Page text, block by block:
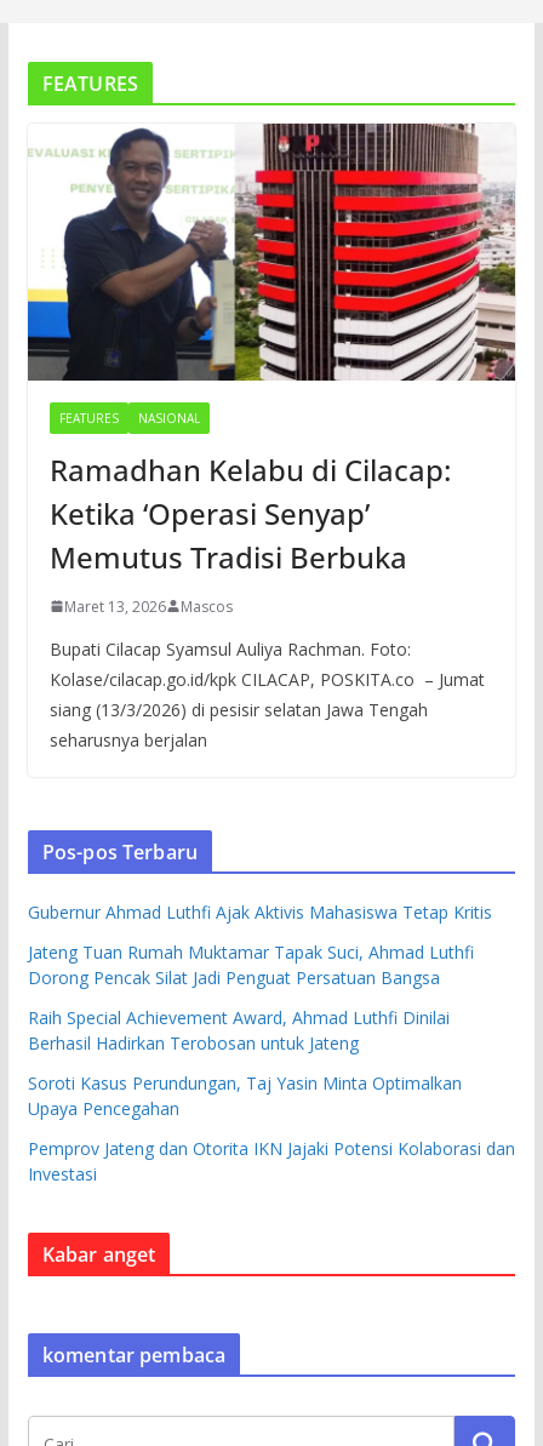
FEATURES
FEATURES NASIONAL
Ramadhan Kelabu di Cilacap:
Ketika ‘Operasi Senyap’
Memutus Tradisi Berbuka
Maret 13, 2026 Mascos
Bupati Cilacap Syamsul Auliya Rachman. Foto:
Kolase/cilacap.go.id/kpk CILACAP, POSKITA.co – Jumat
siang (13/3/2026) di pesisir selatan Jawa Tengah
seharusnya berjalan
Pos-pos Terbaru
Gubernur Ahmad Luthfi Ajak Aktivis Mahasiswa Tetap Kritis
Jateng Tuan Rumah Muktamar Tapak Suci, Ahmad Luthfi
Dorong Pencak Silat Jadi Penguat Persatuan Bangsa
Raih Special Achievement Award, Ahmad Luthfi Dinilai
Berhasil Hadirkan Terobosan untuk Jateng
Soroti Kasus Perundungan, Taj Yasin Minta Optimalkan
Upaya Pencegahan
Pemprov Jateng dan Otorita IKN Jajaki Potensi Kolaborasi dan
Investasi
Kabar anget
komentar pembaca